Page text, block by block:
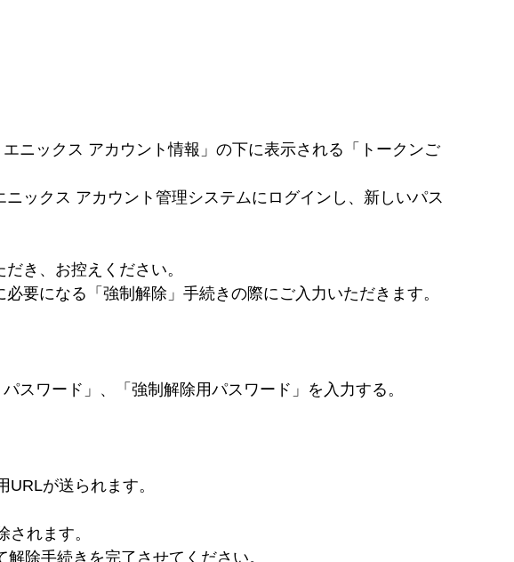
ニックス アカウント情報」の下に表示される「トークンご
ックス アカウント管理システムにログインし、新しいパス
き、お控えください。
要になる「強制解除」手続きの際にご入力いただきます。
スワード」、「強制解除用パスワード」を入力する。
が送られます。
れます。
除手続きを完了させてください。